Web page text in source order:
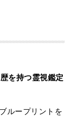
を持つ霊視鑑定
ループリントを